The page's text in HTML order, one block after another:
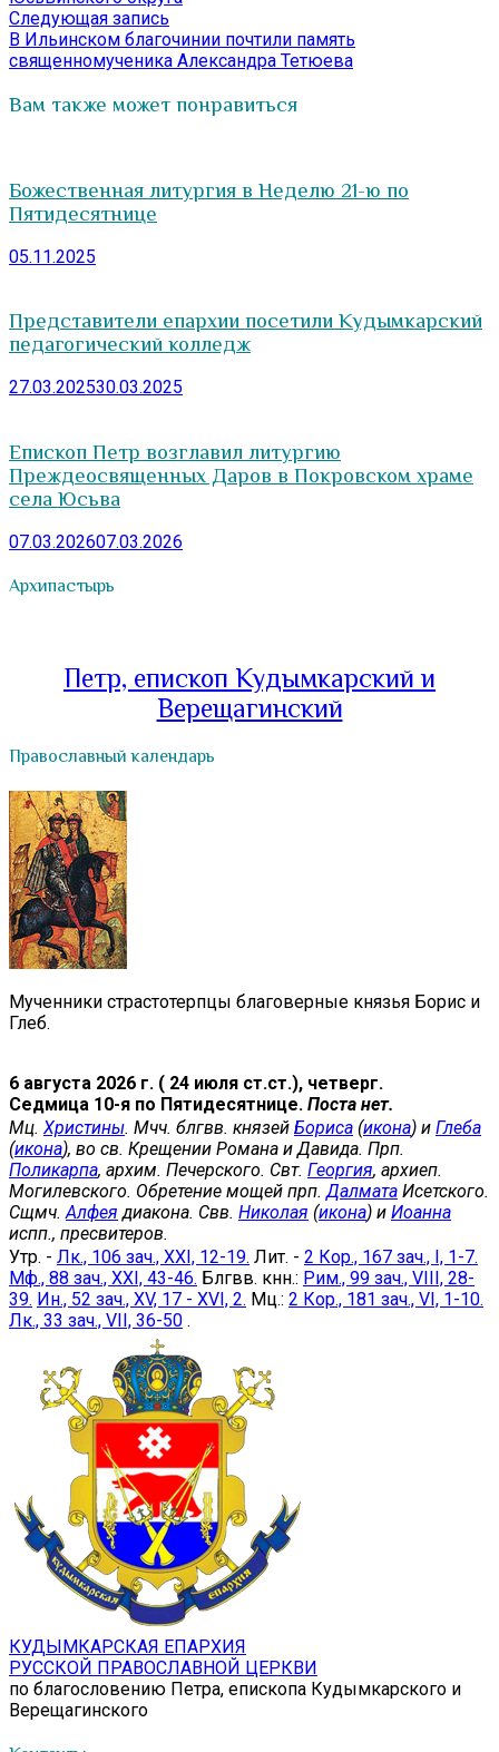
Следующая запись
запись:
В Ильинском благочинии почтили память
священномученика Александра Тетюева
Вам также может понравиться
Божественная литургия в Неделю 21-ю по
Пятидесятнице
05.11.2025
Представители епархии посетили Кудымкарский
педагогический колледж
27.03.202530.03.2025
Епископ Петр возглавил литургию
Преждеосвященных Даров в Покровском храме
села Юсьва
07.03.202607.03.2026
Архипастырь
Петр, епископ Кудымкарский и
Верещагинский
Православный календарь
Мученники страстотерпцы благоверные князья Борис и
Глеб.
6 августа 2026 г. ( 24 июля ст.ст.), четверг.
Седмица 10-я по Пятидесятнице. Поста нет.
Мц. Христины. Мчч. блгвв. князей Бориса (икона) и Глеба
(икона), во св. Крещении Романа и Давида. Прп.
Поликарпа, архим. Печерского. Свт. Георгия, архиеп.
Могилевского. Обретение мощей прп. Далмата Исетского.
Сщмч. Алфея диакона. Свв. Николая (икона) и Иоанна
испп., пресвитеров.
Утр. - Лк., 106 зач., XXI, 12-19. Лит. - 2 Кор., 167 зач., I, 1-7.
Мф., 88 зач., XXI, 43-46. Блгвв. кнн.: Рим., 99 зач., VIII, 28-
39. Ин., 52 зач., XV, 17 - XVI, 2. Мц.: 2 Кор., 181 зач., VI, 1-10.
Лк., 33 зач., VII, 36-50 .
КУДЫМКАРСКАЯ ЕПАРХИЯ
РУССКОЙ ПРАВОСЛАВНОЙ ЦЕРКВИ
по благословению Петра, епископа Кудымкарского и
Верещагинского